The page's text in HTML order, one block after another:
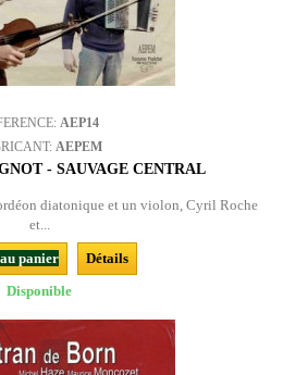
AEP14
AEPEM
- SAUVAGE CENTRAL
diatonique et un violon, Cyril Roche
et...
panier
Détails
Disponible